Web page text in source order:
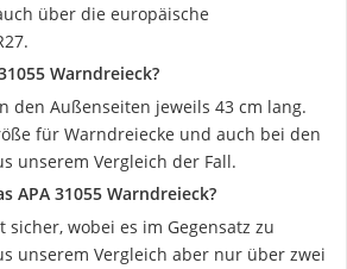
über die europäische
Warndreieck?
den Außenseiten jeweils 43 cm lang.
für Warndreiecke und auch bei den
unserem Vergleich der Fall.
APA 31055 Warndreieck?
sicher, wobei es im Gegensatz zu
unserem Vergleich aber nur über zwei